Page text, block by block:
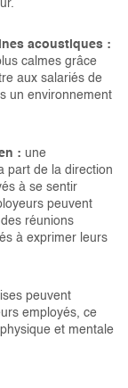
acoustiques :
calmes grâce
aux salariés de
un environnement
: une
part de la direction
à se sentir
peuvent
réunions
à exprimer leurs
peuvent
employés, ce
et mentale